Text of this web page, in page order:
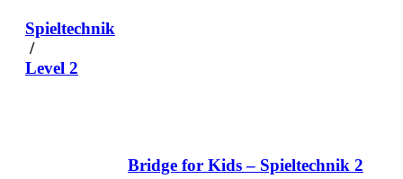
Spieltechnik
/
Level 2
Bridge for Kids – Spieltechnik 2